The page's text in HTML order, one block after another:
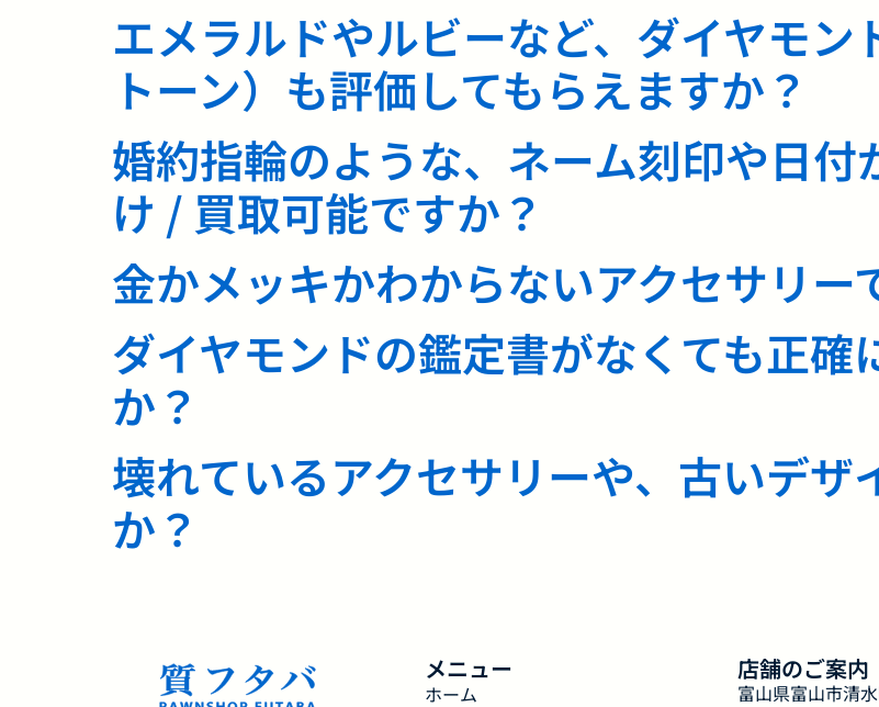
エメラルドやルビーなど、ダイヤモン
トーン）も評価してもらえますか？
婚約指輪のような、ネーム刻印や日
け / 買取可能ですか？
金かメッキかわからないアクセサリー
ダイヤモンドの鑑定書がなくても正確
か？
壊れているアクセサリーや、古いデザ
か？
メニュー
ホーム
店舗のご案内
富山県富山市清